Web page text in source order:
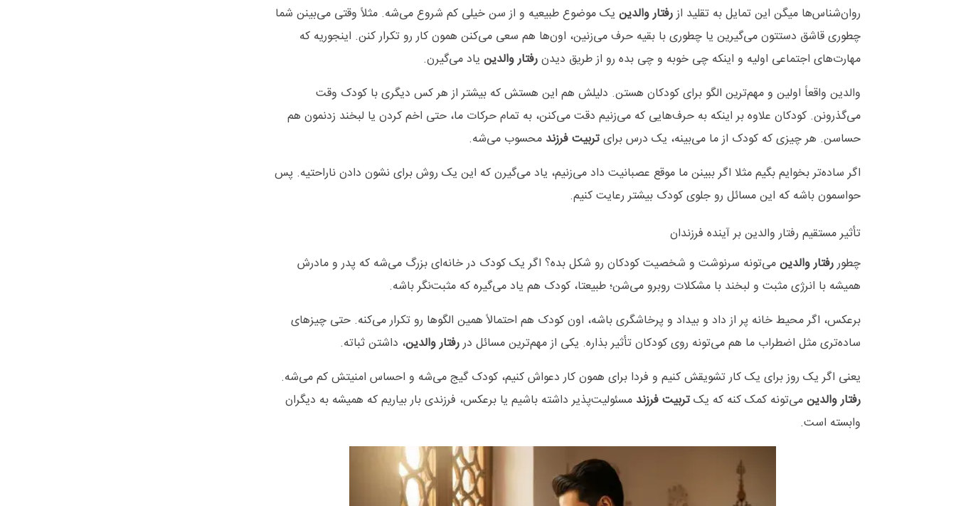
روان‌شناس‌ها میگن این تمایل به تقلید ازرفتار والدین یک موضوع طبیعیه و از سن خیلی کم شروع می‌شه. مثلاً وقتی می‌بینن شما
چطوری قاشق دستتون می‌گیرین یا چطوری با بقیه حرف می‌زنین، اون‌ها هم سعی می‌کنن همون کار رو تکرار کنن. اینجوریه که
مهارت‌های اجتماعی اولیه و اینکه چی خوبه و چی بده رو از طریق دیدنرفتار والدین یاد می‌گیرن.
والدین واقعاً اولین و مهم‌ترین الگو برای کودکان هستن. دلیلش هم این هستش که بیشتر از هر کس دیگر‌ی با کودک وقت
می‌گذرونن. کودکان علاوه بر اینکه به حرف‌هایی که می‌زنیم دقت می‌کنن، به تمام حرکات ما، حتی اخم کردن یا لبخند زدنمون هم
حساسن. هر چیزی که کودک از ما می‌بینه، یک درس برایتربیت فرزند محسوب می‌شه.
اگر ساده‌تر بخوایم بگیم مثلا اگر ببینن ما موقع عصبانیت داد می‌زنیم، یاد می‌گیرن که این یک روش برای نشون دادن ناراحتیه. پس
حواسمون باشه که این مسائل رو جلوی کودک بیشتر رعایت کنیم.
تأثیر مستقیم رفتار والدین بر آینده فرزندان
چطوررفتار والدینمی‌تونه سرنوشت و شخصیت کودکان رو شکل بده؟ اگر یک کودک در خانه‌ای بزرگ می‌شه که پدر و مادرش
همیشه با انرژی مثبت و لبخند با مشکلات روبرو می‌شن؛ طبیعتا، کودک هم یاد می‌گیره که مثبت‌نگر باشه.
برعکس، اگر محیط خانه پر از داد و بیداد و پرخاشگری باشه، اون کودک هم احتمالاً همین الگوها رو تکرار می‌کنه. حتی چیزهای
ساده‌تری مثل اضطراب ما هم می‌تونه روی کودکان تأثیر بذاره. یکی از مهم‌ترین مسائل دررفتار والدین، داشتن ثباته.
یعنی اگر یک روز برای یک کار تشویقش کنیم و فردا برای همون کار دعواش کنیم، کودک گیج می‌شه و احساس امنیتش کم می‌شه.
رفتار والدینمی‌تونه کمک کنه که یکتربیت فرزند مسئولیت‌پذیر داشته باشیم یا برعکس، فرزندی بار بیاریم که همیشه به دیگران
وابسته است.